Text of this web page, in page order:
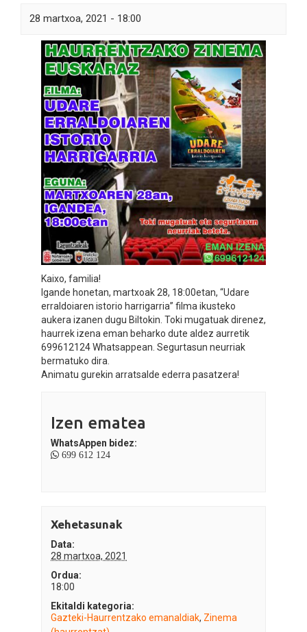
28 martxoa, 2021 - 18:00
Kaixo, familia!
Igande honetan, martxoak 28, 18:00etan, “Udare
erraldoiaren istorio harrigarria” filma ikusteko
aukera izanen dugu Biltokin. Toki mugatuak direnez,
haurrek izena eman beharko dute aldez aurretik
699612124 Whatsappean. Segurtasun neurriak
bermatuko dira.
Animatu gurekin arratsalde ederra pasatzera!
Izen ematea
WhatsAppen bidez:
699 612 124
Xehetasunak
Data:
28 martxoa, 2021
Ordua:
18:00
Ekitaldi kategoria:
Gazteki-Haurrentzako emanaldiak, Zinema